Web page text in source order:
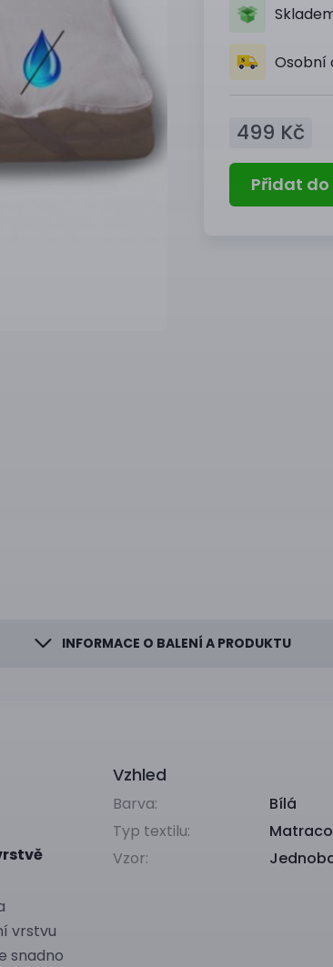
Osobní
499 Kč
Přidat do
INFORMACE O BALENÍ A PRODUKTU
vrstvu
snadno
Vzhled
Barva:
Bílá
Typ textilu:
Vzor: